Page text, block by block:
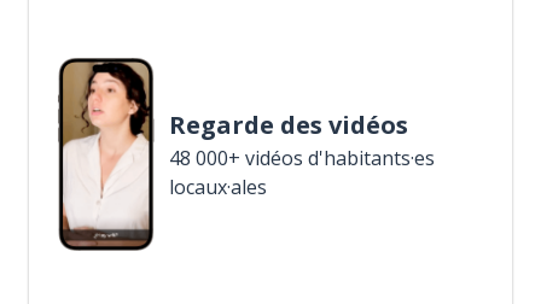
Regarde des vidéos
48 000+ vidéos d'habitants·es
locaux·ales